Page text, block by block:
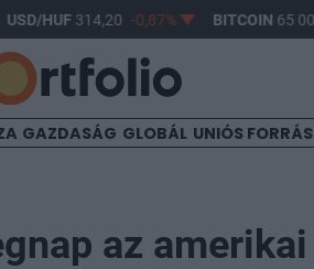
USD/HUF 314,20 -0,87% BITCOIN65
GAZDASÁG GLOBÁL UNIÓS
az